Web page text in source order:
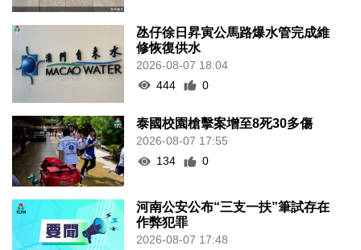
氹仔徐日昇寅公馬路爆水管完成維
修恢復供水
2026-08-07 18:04
444
0
泰國校園槍擊案增至8死30多傷
2026-08-07 17:55
134
0
河南公安公布“三支一扶”筆試存在
作弊犯罪
2026-08-07 17:48